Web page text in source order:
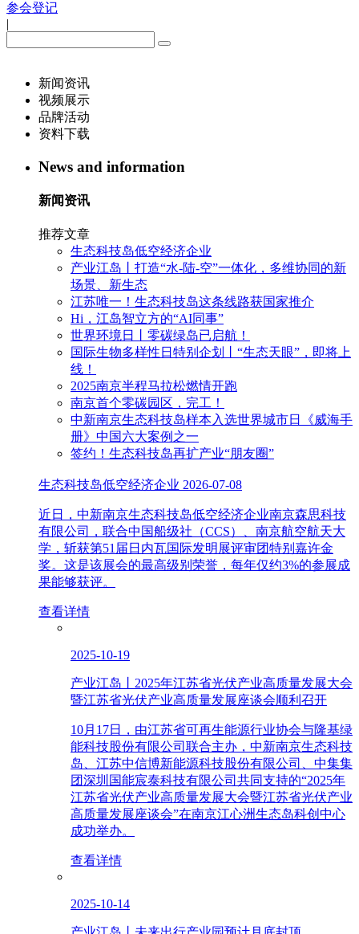
参会登记
|
新闻资讯
视频展示
品牌活动
资料下载
News and information
新闻资讯
推荐文章
生态科技岛低空经济企业
产业江岛丨打造“水-陆-空”一体化，多维协同的新
场景、新生态
江苏唯一！生态科技岛这条线路获国家推介
Hi，江岛智立方的“AI同事”
世界环境日丨零碳绿岛已启航！
国际生物多样性日特别企划丨“生态天眼”，即将上
线！
2025南京半程马拉松燃情开跑
南京首个零碳园区，完工！
中新南京生态科技岛样本入选世界城市日《威海手
册》中国六大案例之一
签约！生态科技岛再扩产业“朋友圈”
生态科技岛低空经济企业 2026-07-08
近日，中新南京生态科技岛低空经济企业南京森思科技
有限公司，联合中国船级社（CCS）、南京航空航天大
学，斩获第51届日内瓦国际发明展评审团特别嘉许金
奖。这是该展会的最高级别荣誉，每年仅约3%的参展成
果能够获评。
查看详情
2025-10-19
产业江岛丨2025年江苏省光伏产业高质量发展大会
暨江苏省光伏产业高质量发展座谈会顺利召开
10月17日，由江苏省可再生能源行业协会与隆基绿
能科技股份有限公司联合主办，中新南京生态科技
岛、江苏中信博新能源科技股份有限公司、中集集
团深圳国能宸泰科技有限公司共同支持的“2025年
江苏省光伏产业高质量发展大会暨江苏省光伏产业
高质量发展座谈会”在南京江心洲生态岛科创中心
成功举办。
查看详情
2025-10-14